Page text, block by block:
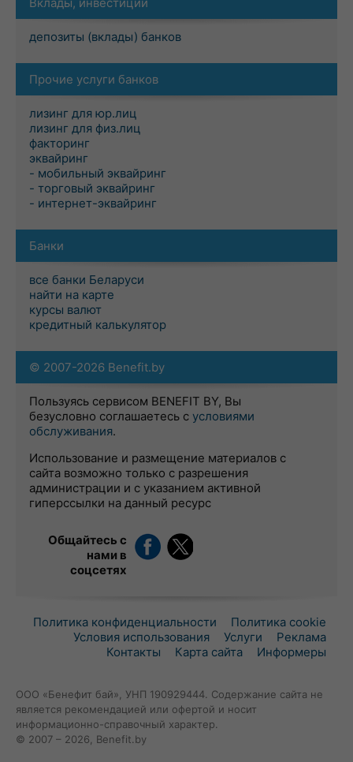
депозиты (вклады) банков
Прочие услуги банков
лизинг для юр.лиц
лизинг для физ.лиц
факторинг
эквайринг
- мобильный эквайринг
- торговый эквайринг
- интернет-эквайринг
Банки
все банки Беларуси
найти на карте
курсы валют
кредитный калькулятор
© 2007-2026 Benefit.by
Пользуясь сервисом BENEFIT BY, Вы
безусловно соглашаетесь с условиями
обслуживания.
Использование и размещение материалов с
сайта возможно только с разрешения
администрации и с указанием активной
гиперссылки на данный ресурс
Общайтесь с
нами в
соцсетях
Политика конфиденциальности
Политика cookie
Условия использования
Услуги
Реклама
Контакты
Карта сайта Информеры
ООО «Бенефит бай», УНП 190929444. Содержание сайта не
является рекомендацией или офертой и носит
информационно-справочный характер.
© 2007 – 2026, Benefit.by